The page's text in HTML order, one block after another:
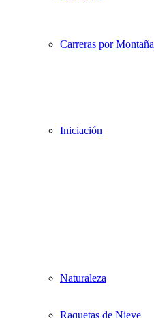
Carreras por Montaña
Iniciación
Naturaleza
Raquetas de Nieve